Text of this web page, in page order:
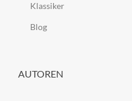
Klassiker
Blog
AUTOREN